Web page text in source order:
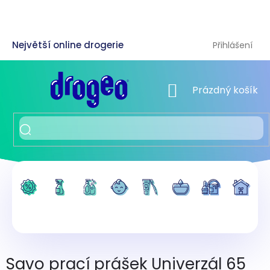
Přihlášení
NÁKUPNÍ KOŠÍK
Prázdný košík
Savo prací prášek Univerzál 65